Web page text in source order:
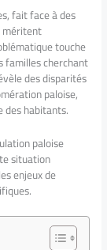
fait face à des
méritent
touche
familles cherchant
des disparités
paloise,
des habitants.
paloise
situation
enjeux de